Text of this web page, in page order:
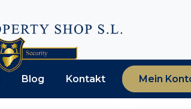
Blog Kontakt Mein